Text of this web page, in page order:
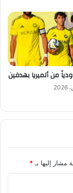
من ألميريا بهدفين
مشار إليها بـ*